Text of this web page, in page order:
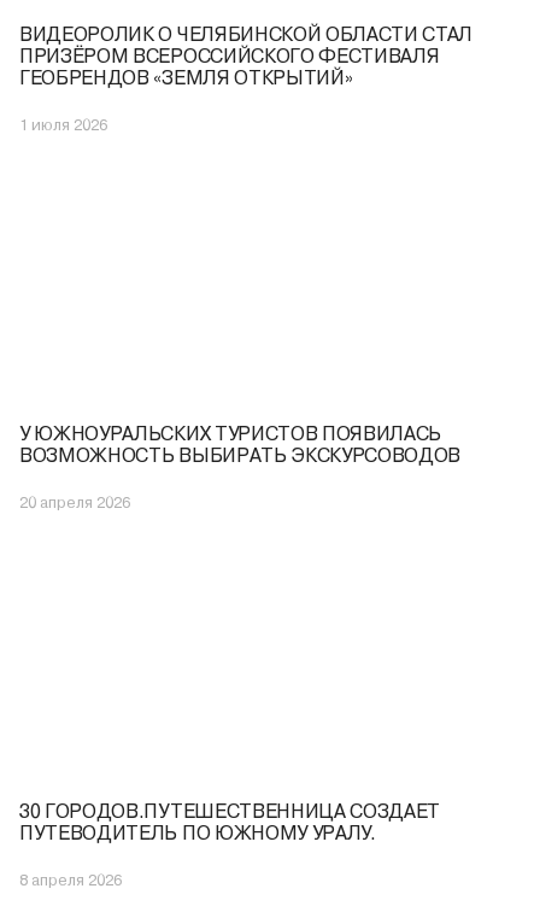
ВИДЕОРОЛИК О ЧЕЛЯБИНСКОЙ ОБЛАСТИ СТАЛ
ПРИЗЁРОМ ВСЕРОССИЙСКОГО ФЕСТИВАЛЯ
ГЕОБРЕНДОВ «ЗЕМЛЯ ОТКРЫТИЙ»
1 июля 2026
У ЮЖНОУРАЛЬСКИХ ТУРИСТОВ ПОЯВИЛАСЬ
ВОЗМОЖНОСТЬ ВЫБИРАТЬ ЭКСКУРСОВОДОВ
20 апреля 2026
30 ГОРОДОВ.ПУТЕШЕСТВЕННИЦА СОЗДАЕТ
ПУТЕВОДИТЕЛЬ ПО ЮЖНОМУ УРАЛУ.
8 апреля 2026